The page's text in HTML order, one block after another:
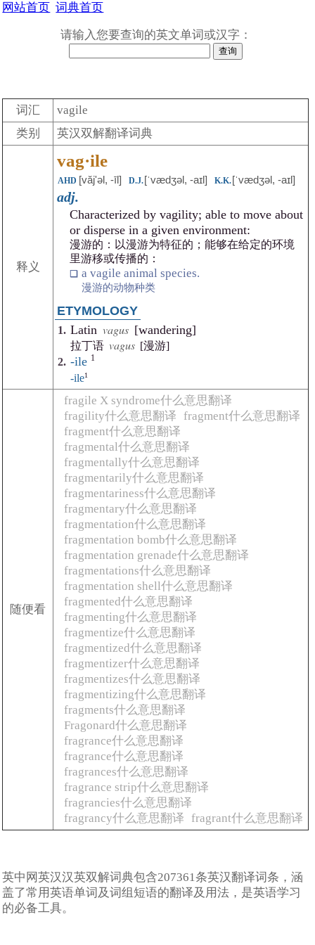
网站首页 词典首页
请输入您要查询的英文单词或汉字：
词汇
vagile
类别
英汉双解翻译词典
释义
vag·ile
AHD [văjʹəl, -īl] D.J.[ˈvædʒəl, -aɪl] K.K.[ˈvædʒəl, -aɪl]
adj.
Characterized by vagility; able to move about
or disperse in a given environment:
漫游的：以漫游为特征的；能够在给定的环境
里游移或传播的：
a vagile animal species.
漫游的动物种类
ETYMOLOGY
Latin vagus [wandering]
拉丁语 vagus [漫游]
-ile 1
-ile1
随便看
fragile X syndrome什么意思翻译
fragility什么意思翻译
fragment什么意思翻译
fragment什么意思翻译
fragmental什么意思翻译
fragmentally什么意思翻译
fragmentarily什么意思翻译
fragmentariness什么意思翻译
fragmentary什么意思翻译
fragmentation什么意思翻译
fragmentation bomb什么意思翻译
fragmentation grenade什么意思翻译
fragmentations什么意思翻译
fragmentation shell什么意思翻译
fragmented什么意思翻译
fragmenting什么意思翻译
fragmentize什么意思翻译
fragmentized什么意思翻译
fragmentizer什么意思翻译
fragmentizes什么意思翻译
fragmentizing什么意思翻译
fragments什么意思翻译
Fragonard什么意思翻译
fragrance什么意思翻译
fragrance什么意思翻译
fragrances什么意思翻译
fragrance strip什么意思翻译
fragrancies什么意思翻译
fragrancy什么意思翻译
fragrant什么意思翻译
英中网英汉汉英双解词典包含207361条英汉翻译词条，涵
盖了常用英语单词及词组短语的翻译及用法，是英语学习
的必备工具。